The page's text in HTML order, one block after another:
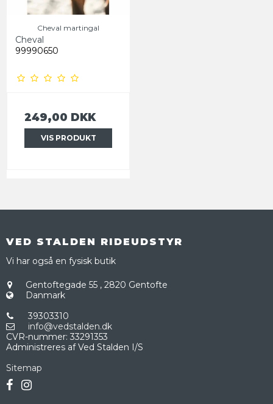
Cheval martingal
Cheval
99990650
249,00 DKK
VIS PRODUKT
VED STALDEN RIDEUDSTYR
Vi har også en fysisk butik
Gentoftegade 55 , 2820 Gentofte
Danmark
39303310
info@vedstalden.dk
CVR-nummer: 33291353
Administreres af Ved Stalden I/S
Sitemap